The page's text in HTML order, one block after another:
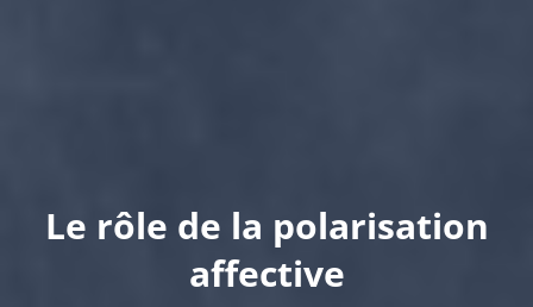
Le rôle de la polarisation
affective